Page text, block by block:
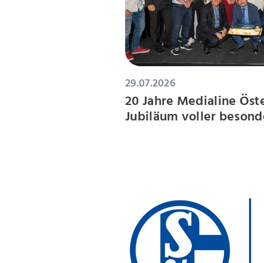
29.07.2026
20 Jahre Medialine
Jubiläum voller